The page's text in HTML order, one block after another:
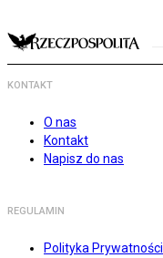
KONTAKT
O nas
Kontakt
Napisz do nas
REGULAMIN
Polityka Prywatności